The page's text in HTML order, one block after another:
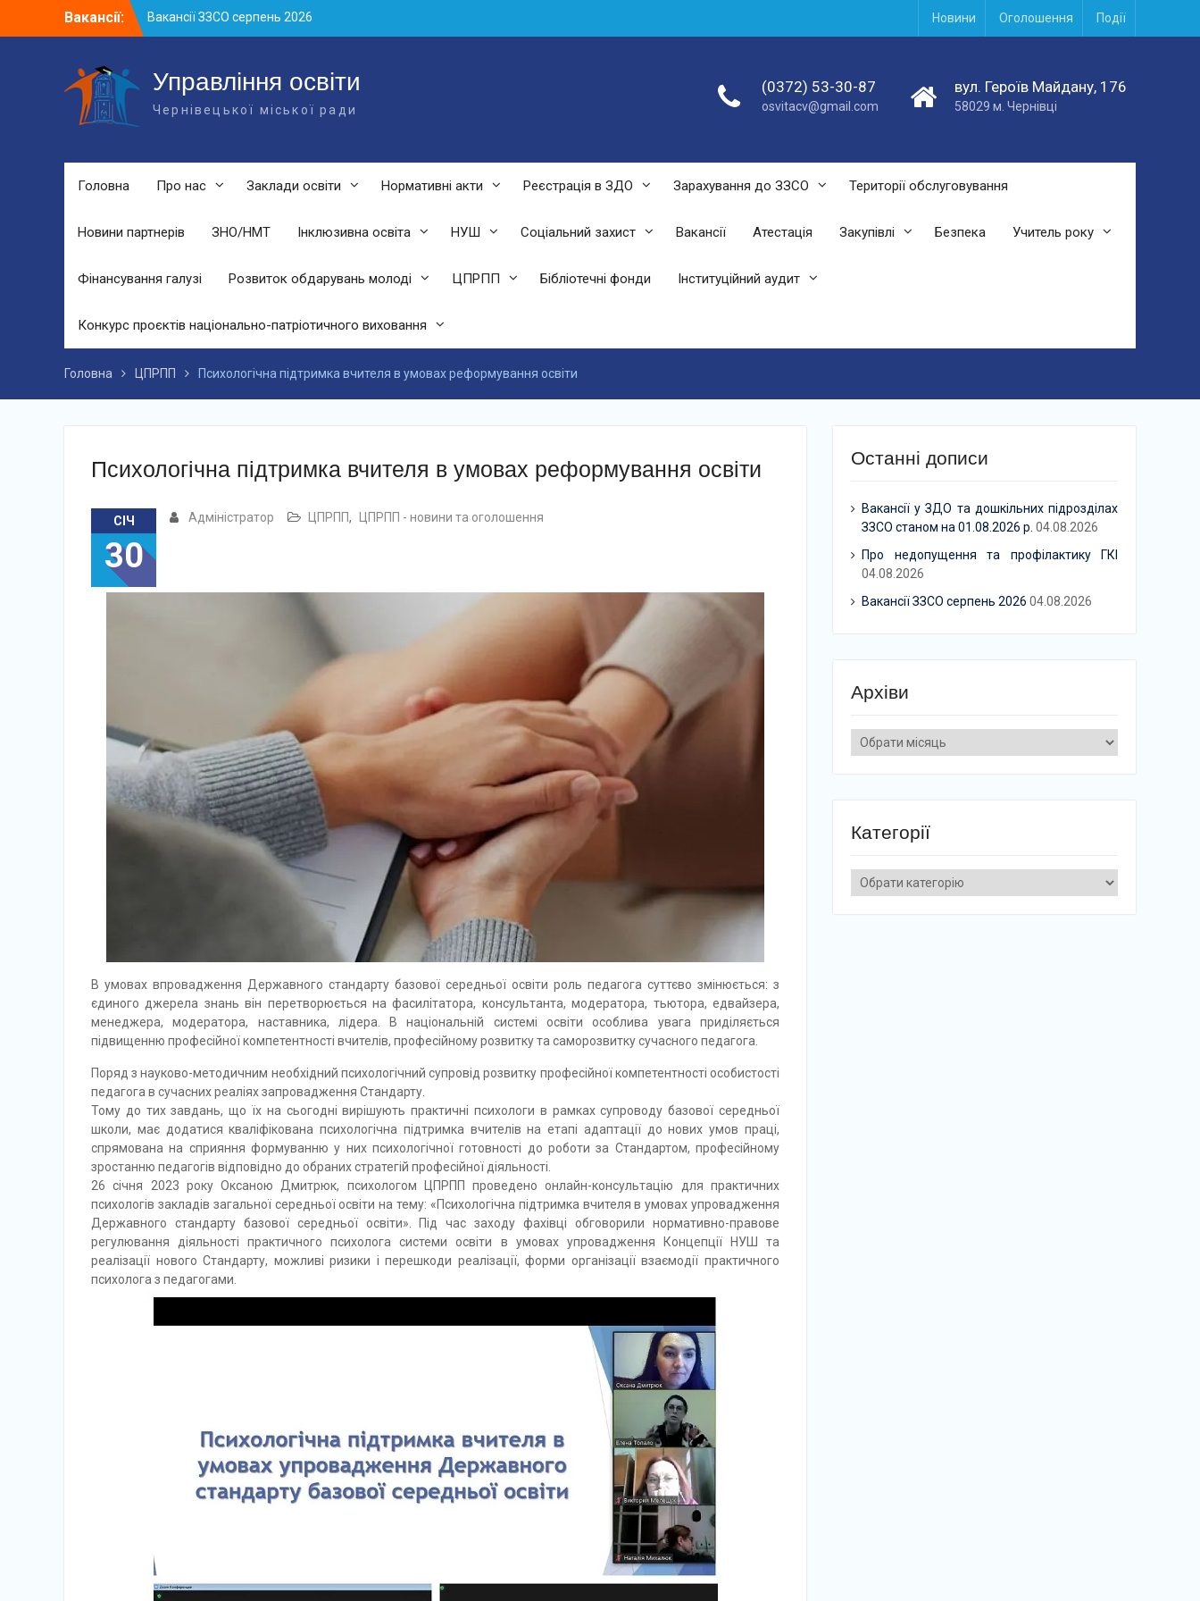
Вакансії:
Вакансії ЗЗСО серпень 2026
Вакансії ЗЗСО червень 2026
підрозділах ЗЗСО станом на 01.08.2026
р.
Новини Оголошення Події
Управління освіти
Чернівецької міської ради
(0372) 53-30-87
osvitacv@gmail.com
вул. Героїв Майдану, 176
58029 м. Чернівці
Головна Про нас Заклади освіти Нормативні акти Реєстрація в ЗДО Зарахування до ЗЗСО Території обслуговування
Новини партнерів ЗНО/НМТ Інклюзивна освіта НУШ Соціальний захист Вакансії Атестація Закупівлі Безпека Учитель року
Фінансування галузі Розвиток обдарувань молоді ЦПРПП Бібліотечні фонди Інституційний аудит
Конкурс проєктів національно-патріотичного виховання
Головна ЦПРПП Психологічна підтримка вчителя в умовах реформування освіти
Психологічна підтримка вчителя в умовах реформування освіти
СІЧ
30
Адміністратор ЦПРПП, ЦПРПП - новини та оголошення
В умовах впровадження Державного стандарту базової середньої освіти роль педагога суттєво змінюється: з
єдиного джерела знань він перетворюється на фасилітатора, консультанта, модератора, тьютора, едвайзера,
менеджера, модератора, наставника, лідера. В національній системі освіти особлива увага приділяється
підвищенню професійної компетентності вчителів, професійному розвитку та саморозвитку сучасного педагога.
Поряд з науково-методичним необхідний психологічний супровід розвитку професійної компетентності особистості
педагога в сучасних реаліях запровадження Стандарту.
Тому до тих завдань, що їх на сьогодні вирішують практичні психологи в рамках супроводу базової середньої
школи, має додатися кваліфікована психологічна підтримка вчителів на етапі адаптації до нових умов праці,
спрямована на сприяння формуванню у них психологічної готовності до роботи за Стандартом, професійному
зростанню педагогів відповідно до обраних стратегій професійної діяльності.
26 січня 2023 року Оксаною Дмитрюк, психологом ЦПРПП проведено онлайн-консультацію для практичних
психологів закладів загальної середньої освіти на тему: «Психологічна підтримка вчителя в умовах упровадження
Державного стандарту базової середньої освіти». Під час заходу фахівці обговорили нормативно-правове
регулювання діяльності практичного психолога системи освіти в умовах упровадження Концепції НУШ та
реалізації нового Стандарту, можливі ризики і перешкоди реалізації, форми організації взаємодії практичного
психолога з педагогами.
Останні дописи
Вакансії у ЗДО та дошкільних підрозділах
ЗЗСО станом на 01.08.2026 р. 04.08.2026
Про недопущення та профілактику ГКІ
04.08.2026
Вакансії ЗЗСО серпень 2026 04.08.2026
Архіви
Архіви
Категорії
Категорії